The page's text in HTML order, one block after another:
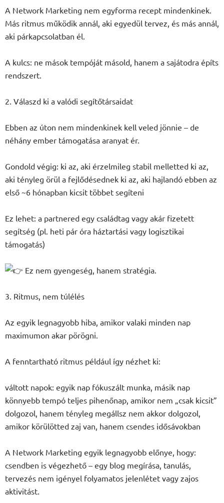
A Network Marketing nem egyforma recept mindenkinek.
Más ritmus működik annál, aki egyedül tervez, és más annál,
aki párkapcsolatban él.
A kulcs: ne mások tempóját másold, hanem a sajátodra építs
rendszert.
2. Válaszd ki a valódi segítőtársaidat
Ebben az úton nem mindenkinek kell veled jönnie – de
néhány ember támogatása aranyat ér.
Gondold végig: ki az, aki érzelmileg stabil melletted ki az,
aki tényleg örül a fejlődésednek ki az, aki hajlandó ebben az
első ~6 hónapban kicsit többet segíteni
Ez lehet: a partnered egy családtag vagy akár fizetett
segítség (pl. heti pár óra háztartási vagy logisztikai
támogatás)
Ez nem gyengeség, hanem stratégia.
3. Ritmus, nem túlélés
Az egyik legnagyobb hiba, amikor valaki minden nap
maximumon akar pörögni.
A fenntartható ritmus például így nézhet ki:
váltott napok: egyik nap fókuszált munka, másik nap
könnyebb tempó teljes pihenőnap, amikor nem „csak kicsit”
dolgozol, hanem tényleg megállsz nem akkor dolgozol,
amikor körülötted zaj van, hanem csendes idősávokban
A Network Marketing egyik legnagyobb előnye, hogy:
csendben is végezhető – egy blog megírása, tanulás,
tervezés nem igényel folyamatos jelenlétet vagy zajos
aktivitást.